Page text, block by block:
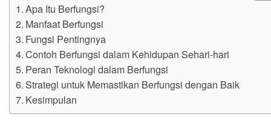
Apa Itu Berfungsi?
Manfaat Berfungsi
Fungsi Pentingnya
Contoh Berfungsi dalam Kehidupan Sehari-hari
Peran Teknologi dalam Berfungsi
Strategi untuk Memastikan Berfungsi dengan Baik
Kesimpulan